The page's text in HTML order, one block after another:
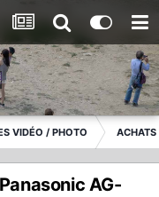
VIDÉO / PHOTO
AG-